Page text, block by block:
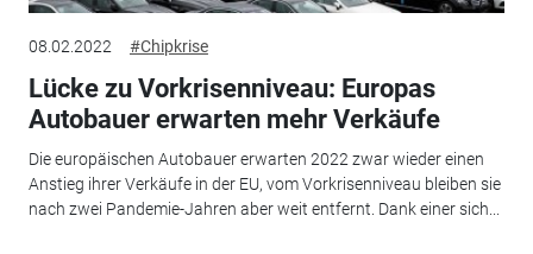
08.02.2022 #Chipkrise
Lücke zu Vorkrisenniveau: Europas
Autobauer erwarten mehr Verkäufe
Die europäischen Autobauer erwarten 2022 zwar wieder einen
Anstieg ihrer Verkäufe in der EU, vom Vorkrisenniveau bleiben sie
nach zwei Pandemie-Jahren aber weit entfernt. Dank einer sich...